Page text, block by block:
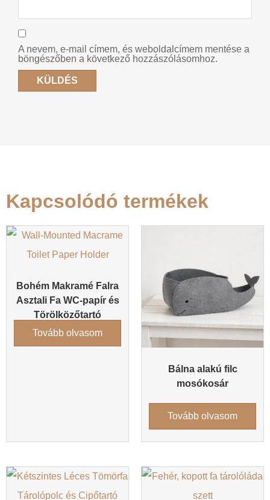
A nevem, e-mail címem, és weboldalcímem mentése a
böngészőben a következő hozzászólásomhoz.
Kapcsolódó termékek
Bohém Makramé Falra
Asztali Fa WC-papír és
Törölközőtartó
Tovább olvasom
Bálna alakú filc
mosókosár
Tovább olvasom